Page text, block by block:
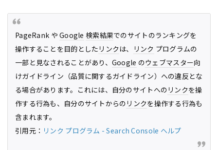
PageRank やGoogle 検索結果でのサイトのランキングを
操作することを目的とした リンク は、 リンク プログラムの
一部と見なされることがあり、 Google のウェブマスター向
けガイドライン（品質に関するガイドライン）への違反とな
る場合があります。これには、自分のサイトへの リンクを操
作する行為も、自分のサイトからの リンクを操作する行為も
含まれます。
引用元： リンク プログラム - Search Console ヘルプ